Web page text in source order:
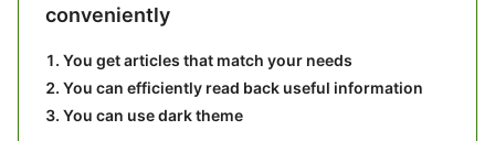
conveniently
You get articles that match your needs
You can efficiently read back useful information
You can use dark theme